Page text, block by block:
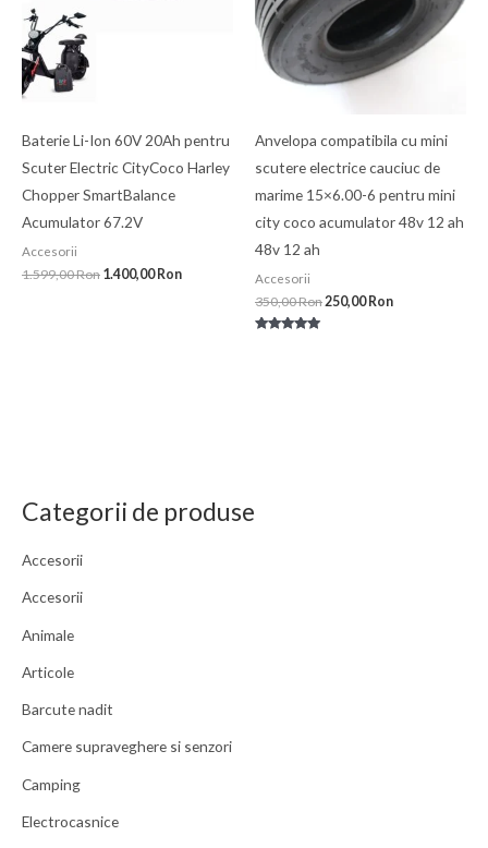
Categorii de produse
Accesorii
Accesorii
Animale
Articole
Barcute nadit
Camere supraveghere si senzori
Camping
Electrocasnice
Baterie Li-Ion 60V 20Ah pentru
Scuter Electric CityCoco Harley
Chopper SmartBalance
Acumulator 67.2V
Accesorii
1.599,00Ron 1.400,00Ron
Anvelopa compatibila cu mini
scutere electrice cauciuc de
marime 15×6.00-6 pentru mini
city coco acumulator 48v 12 ah
48v 12 ah
Accesorii
350,00Ron 250,00Ron